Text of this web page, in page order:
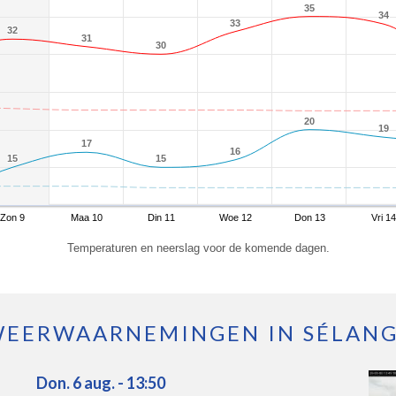
32
32
31
31
30
30
33
33
35
35
34
34
15
15
17
17
15
15
16
16
20
20
19
19
Zon 9 Maa 10 Din 11 Woe 12 Don 13 Vri 14
Temperaturen en neerslag voor de komende dagen.
IN
Don. 6 aug. - 13:50